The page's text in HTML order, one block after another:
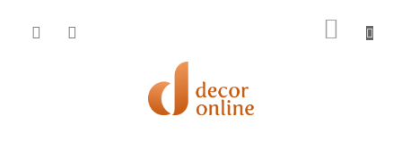
conținut
COŞ